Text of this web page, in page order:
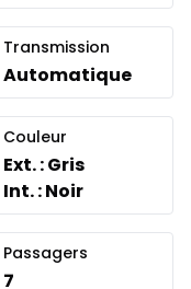
Transmission
Automatique
Couleur
Ext. : Gris
Int. : Noir
Passagers
7